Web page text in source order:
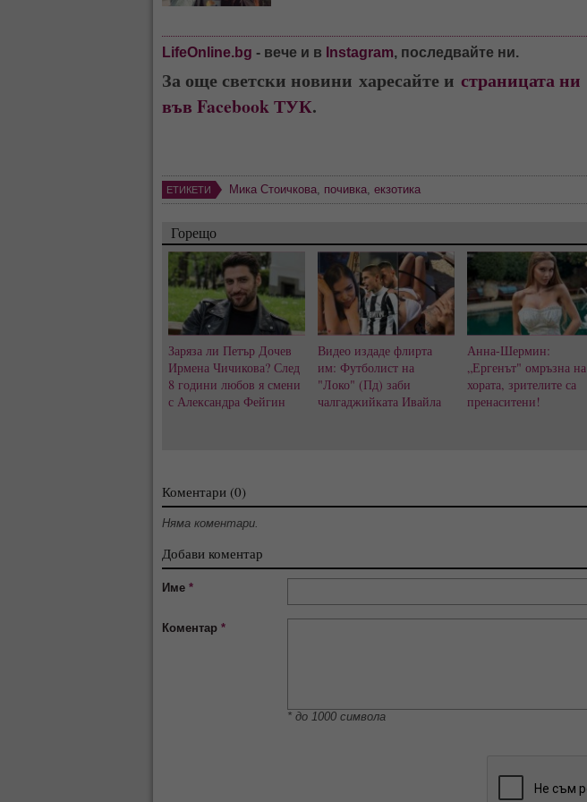
LifeOnline.bg - вече и в Instagram, последвайте ни.
За още светски новини харесайте и страницата ни
във Facebook ТУК.
ЕТИКЕТИ Мика Стоичкова почивка екзотика
Горещо
Заряза ли Петър Дочев
Ирмена Чичикова? След
8 години любов я смени
с Александра Фейгин
Видео издаде флирта
им: Футболист на
"Локо" (Пд) заби
чалгаджийката Ивайла
Анна-Шермин:
„Ергенът" омръзна на
хората, зрителите са
пренаситени!
Коментари (0)
Няма коментари.
Добави коментар
Име *
Коментар *
* до 1000 символа